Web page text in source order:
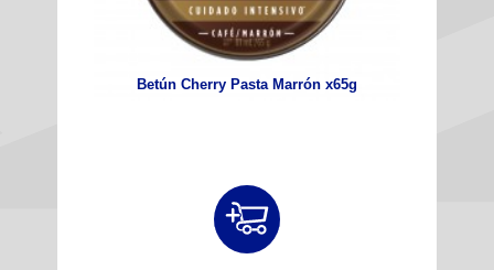
Betún Cherry Pasta Marrón x65g